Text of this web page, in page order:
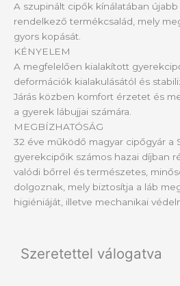
A szupinált cipők kínálatában
rendelkező termékcsalád, mely
gyors kopását.
KÉNYELEM
A megfelelően kialakított
deformációk kialakulásától és
Járás közben komfort érzetet és
a gyerek lábujjai számára.
MEGBÍZHATÓSÁG
32 éve működő magyar cipőgyár a
gyerekcipőik számos hazai díjban
valódi bőrrel és természetes,
dolgoznak, mely biztosítja a láb
higiéniáját, illetve mechanikai
Szeretettel válogatva